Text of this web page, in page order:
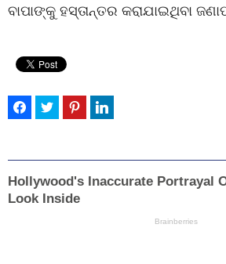
ବାପାଙ୍କୁ ହସ୍ତାନ୍ତର କରାଯାଇଥିବା